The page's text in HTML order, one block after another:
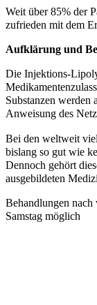
Weit über 85% der
zufrieden mit dem
Aufklärung und
Die Injektions-
Substanzen werden
Anweisung des
Bei den weltweit
bislang so gut wie
Dennoch gehört
ausgebildeten
Behandlungen
Samstag möglich